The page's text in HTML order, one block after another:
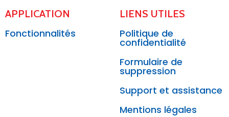
APPLICATION
Fonctionnalités
LIENS UTILES
Politique de
confidentialité
Formulaire de
suppression
Support et assistance
Mentions légales